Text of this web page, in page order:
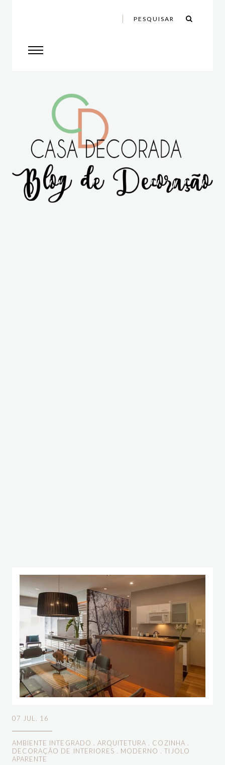
07 JUL. 16
AMBIENTE INTEGRADO ARQUITETURA COZINHA
DECORAÇÃO DE INTERIORES
MODERNO .TIJOLO
APARENTE